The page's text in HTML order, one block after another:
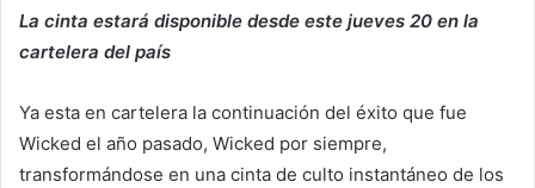
La cinta estará disponible desde este jueves 20 en la
cartelera del país
Ya esta en cartelera la continuación del éxito que fue
Wicked el año pasado, Wicked por siempre,
transformándose en una cinta de culto instantáneo de los